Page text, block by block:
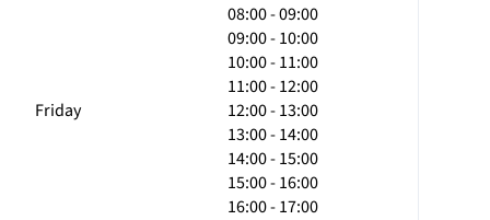
Friday
08:00 - 09:00
09:00 - 10:00
10:00 - 11:00
11:00 - 12:00
12:00 - 13:00
13:00 - 14:00
14:00 - 15:00
15:00 - 16:00
16:00 - 17:00